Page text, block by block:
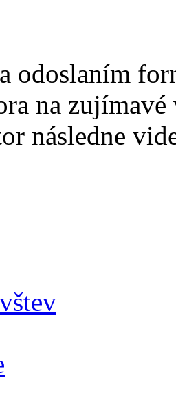
odoslaním
na
následne